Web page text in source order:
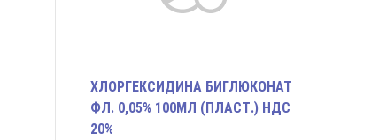
ХЛОРГЕКСИДИНА БИГЛЮКОНАТ
ФЛ. 0,05% 100МЛ (ПЛАСТ.) НДС
20%